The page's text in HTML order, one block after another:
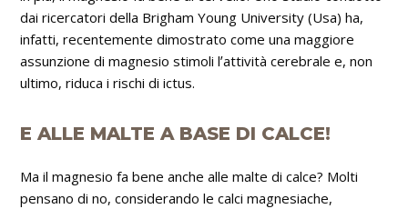
dai ricercatori della Brigham Young University (Usa) ha,
infatti, recentemente dimostrato come una maggiore
assunzione di magnesio stimoli lʼattività cerebrale e, non
ultimo, riduca i rischi di ictus.
E ALLE MALTE A BASE DI CALCE!
Ma il magnesio fa bene anche alle malte di calce? Molti
pensano di no, considerando le calci magnesiache,